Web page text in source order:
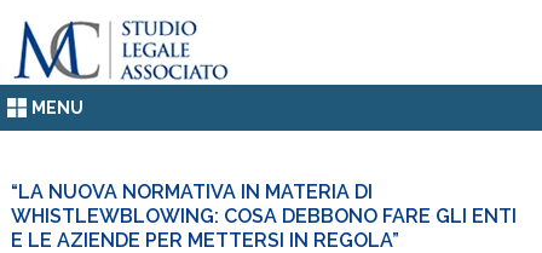
MENU
“LA NUOVA NORMATIVA IN MATERIA DI
WHISTLEWBLOWING: COSA DEBBONO FARE GLI ENTI
E LE AZIENDE PER METTERSI IN REGOLA”